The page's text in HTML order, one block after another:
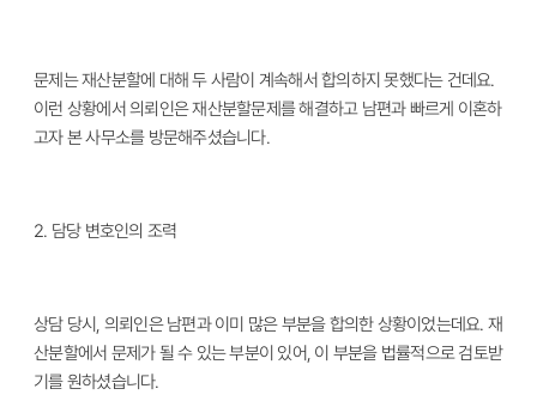
문제는 재산분할에 대해 두 사람이 계속해서 합의하지 못했다는 건데요.
이런 상황에서 의뢰인은 재산분할문제를 해결하고 남편과 빠르게 이혼하
고자 본 사무소를 방문해주셨습니다.
2. 담당 변호인의 조력
상담 당시, 의뢰인은 남편과 이미 많은 부분을 합의한 상황이었는데요. 재
산분할에서 문제가 될 수 있는 부분이 있어, 이 부분을 법률적으로 검토받
기를 원하셨습니다.